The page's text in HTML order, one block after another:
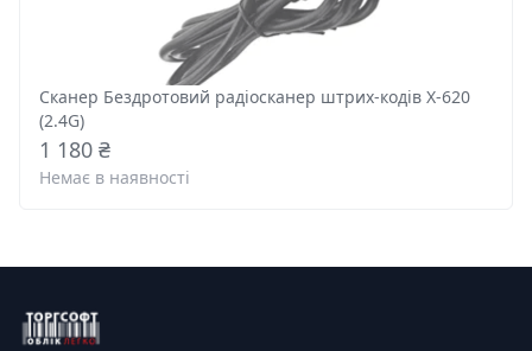
Сканер Бездротовий радіосканер штрих-кодів X-620
(2.4G)
1 180 ₴
Немає в наявності